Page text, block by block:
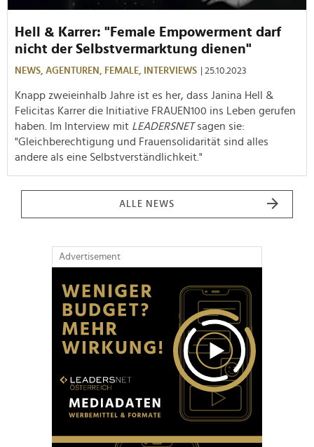
Hell & Karrer: "Female Empowerment darf
nicht der Selbstvermarktung dienen"
NEWS, AGENTUREN, FEMALE, INTERVIEWS | 25.10.2023
Knapp zweieinhalb Jahre ist es her, dass Janina Hell &
Felicitas Karrer die Initiative FRAUEN100 ins Leben gerufen
haben. Im Interview mit LEADERSNETsagen sie:
"Gleichberechtigung und Frauensolidarität sind alles
andere als eine Selbstverständlichkeit."
ALLE NEWS
Advertisement